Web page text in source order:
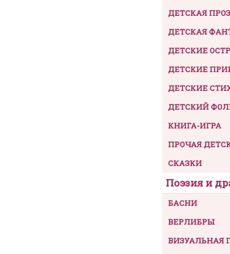
ДЕТСКАЯ
ДЕТСКАЯ
ДЕТСКИЕ
ДЕТСКИЕ
ДЕТСКИЕ
ДЕТСКИЙ
КНИГА-ИГРА
ПРОЧАЯ
СКАЗКИ
Поэзия и
БАСНИ
ВЕРЛИБРЫ
ВИЗУАЛЬНАЯ